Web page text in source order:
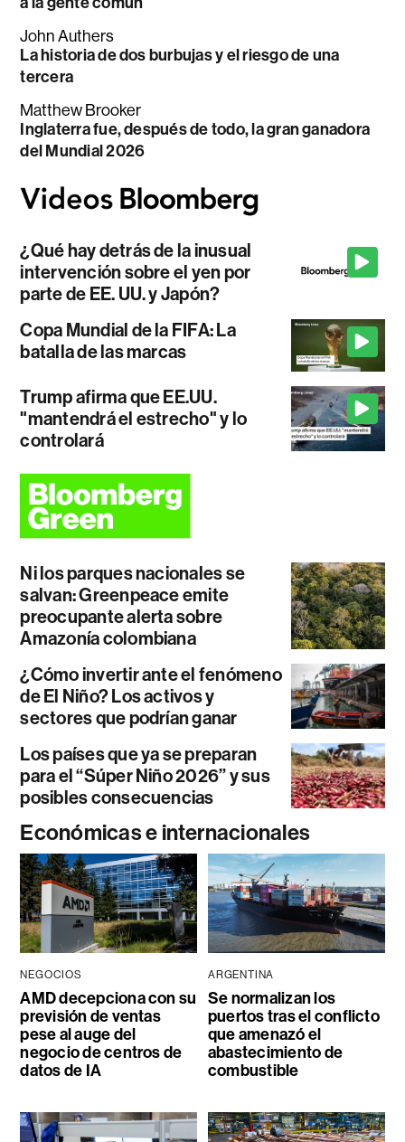
John Authers
La historia de dos burbujas y el riesgo de una
tercera
Matthew Brooker
Inglaterra fue, después de todo, la gran ganadora
del Mundial 2026
¿Qué hay detrás de la inusual
intervención sobre el yen por
parte de EE. UU. y Japón?
Copa Mundial de la FIFA: La
batalla de las marcas
Trump afirma que EE.UU.
"mantendrá el estrecho" y lo
controlará
Ni los parques nacionales se
salvan: Greenpeace emite
preocupante alerta sobre
Amazonía colombiana
¿Cómo invertir ante el fenómeno
de El Niño? Los activos y
sectores que podrían ganar
Los países que ya se preparan
para el “Súper Niño 2026” y sus
posibles consecuencias
Económicas e internacionales
NEGOCIOS
AMD decepciona con su
previsión de ventas
pese al auge del
negocio de centros de
datos de IA
ARGENTINA
Se normalizan los
puertos tras el conflicto
que amenazó el
abastecimiento de
combustible